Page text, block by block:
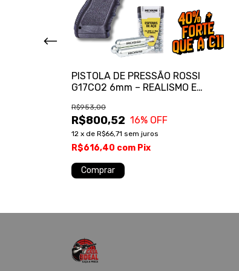
PISTOLA DE PRESSÃO ROSSI
G17CO2 6mm – REALISMO E
R$800,52
R$953,00
16% OFF
12 x de R$66,71 sem juros
R$616,40 com Pix
Comprar